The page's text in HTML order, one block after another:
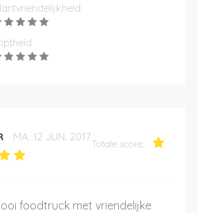
MA. 12 JUN. 2017
Totale score:
foodtruck met vriendelijke